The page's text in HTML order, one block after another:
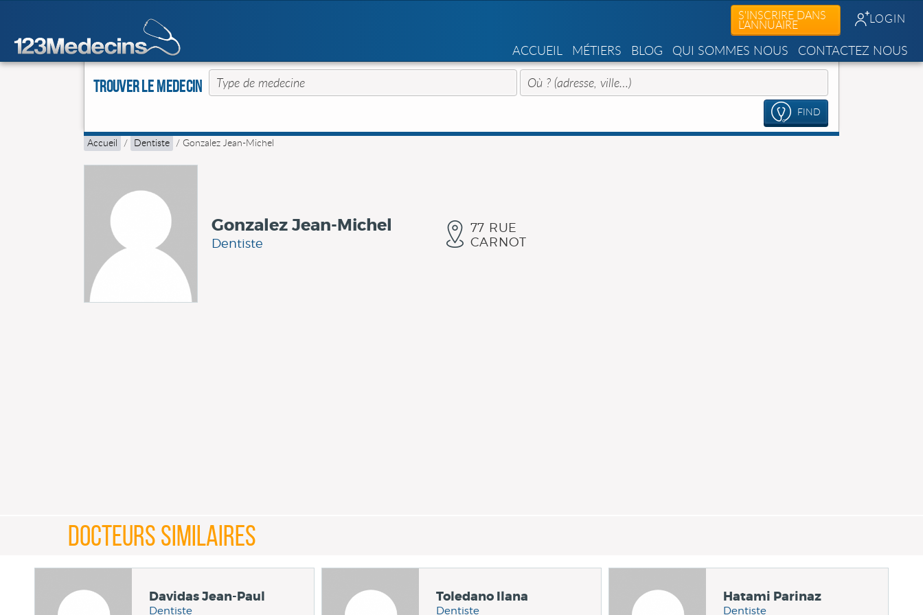
S'INSCRIRE DANS
L'ANNUAIRE LOGIN
ACCUEIL MÉTIERS BLOG QUI SOMMES NOUS CONTACTEZ NOUS
Trouver le Medecin
FIND
Accueil / Dentiste / Gonzalez Jean-Michel
Gonzalez Jean-Michel
Dentiste
77 RUE
CARNOT
DOCTEURS SIMILAIRES
Davidas Jean-Paul
Dentiste
Toledano Ilana
Dentiste
Hatami Parinaz
Dentiste